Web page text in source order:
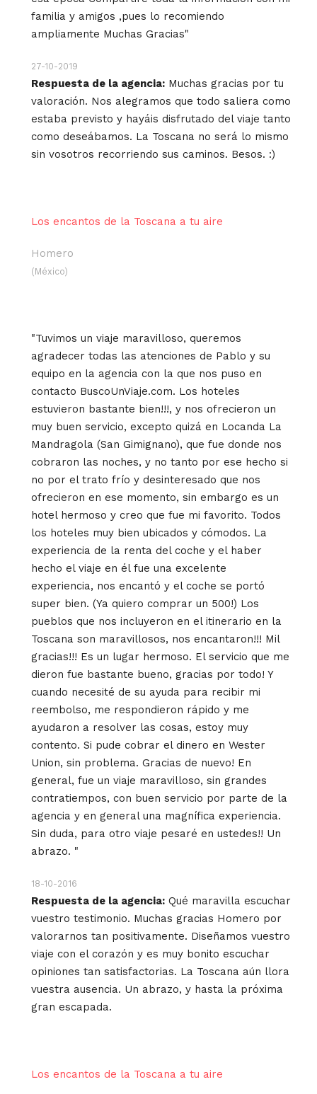
familia y amigos ,pues lo recomiendo
ampliamente Muchas Gracias"
27-10-2019
Respuesta de la agencia: Muchas gracias por tu
valoración. Nos alegramos que todo saliera como
estaba previsto y hayáis disfrutado del viaje tanto
como deseábamos. La Toscana no será lo mismo
sin vosotros recorriendo sus caminos. Besos. :)
Los encantos de la Toscana a tu aire
Homero
(México)
"Tuvimos un viaje maravilloso, queremos
agradecer todas las atenciones de Pablo y su
equipo en la agencia con la que nos puso en
contacto BuscoUnViaje.com. Los hoteles
estuvieron bastante bien!!!, y nos ofrecieron un
muy buen servicio, excepto quizá en Locanda La
Mandragola (San Gimignano), que fue donde nos
cobraron las noches, y no tanto por ese hecho si
no por el trato frío y desinteresado que nos
ofrecieron en ese momento, sin embargo es un
hotel hermoso y creo que fue mi favorito. Todos
los hoteles muy bien ubicados y cómodos. La
experiencia de la renta del coche y el haber
hecho el viaje en él fue una excelente
experiencia, nos encantó y el coche se portó
super bien. (Ya quiero comprar un 500!) Los
pueblos que nos incluyeron en el itinerario en la
Toscana son maravillosos, nos encantaron!!! Mil
gracias!!! Es un lugar hermoso. El servicio que me
dieron fue bastante bueno, gracias por todo! Y
cuando necesité de su ayuda para recibir mi
reembolso, me respondieron rápido y me
ayudaron a resolver las cosas, estoy muy
contento. Si pude cobrar el dinero en Wester
Union, sin problema. Gracias de nuevo! En
general, fue un viaje maravilloso, sin grandes
contratiempos, con buen servicio por parte de la
agencia y en general una magnífica experiencia.
Sin duda, para otro viaje pesaré en ustedes!! Un
abrazo. "
18-10-2016
Respuesta de la agencia: Qué maravilla escuchar
vuestro testimonio. Muchas gracias Homero por
valorarnos tan positivamente. Diseñamos vuestro
viaje con el corazón y es muy bonito escuchar
opiniones tan satisfactorias. La Toscana aún llora
vuestra ausencia. Un abrazo, y hasta la próxima
gran escapada.
Los encantos de la Toscana a tu aire